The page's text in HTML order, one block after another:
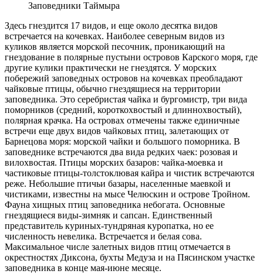
Заповедники Таймыра
Здесь гнездится 17 видов, и еще около десятка видов
встречается на кочевках. Наиболее северным видов из
куликов является морской песочник, проникающий на
гнездование в полярные пустыни островов Карского моря, где
другие кулики практически не гнездятся. У морских
побережий заповедных островов на кочевках преобладают
чайковые птицы, обычно гнездящиеся на территории
заповедника. Это серебристая чайка и бургомистр, три вида
поморников (средний, короткохвостый и длиннохвостый),
полярная крачка. На островах отмечены также единичные
встречи еще двух видов чайковых птиц, залетающих от
Барнецова моря: морской чайки и большого поморника. В
заповеднике встречаются два вида редких чаек: розовая и
вилохвостая. Птицы морских базаров: чайка-моевка и
частиковые птицы-толстоклювая кайра и чистик встречаются
реже. Небольшие птичьи базары, населенные маевкой и
чистиками, известны на мысе Челюскин и острове Тройном.
Фауна хищных птиц заповедника небогата. Основные
гнездящиеся виды-зимняк и сапсан. Единственный
представитель куриных-тундряная куропатка, но ее
численность невелика. Встречается и белая сова.
Максимальное числе залетных видов птиц отмечается в
окрестностях Диксона, бухты Медуза и на Пясинском участке
заповедника в конце мая-июне месяце.